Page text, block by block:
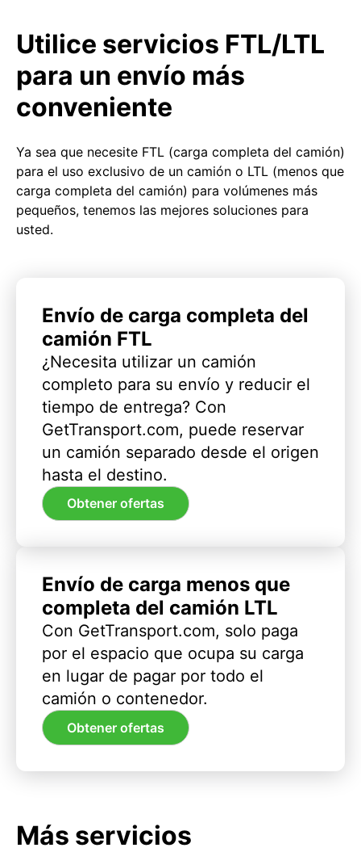
Utilice servicios FTL/LTL
para un envío más
conveniente
Ya sea que necesite FTL (carga completa del camión)
para el uso exclusivo de un camión o LTL (menos que
carga completa del camión) para volúmenes más
pequeños, tenemos las mejores soluciones para
usted.
Envío de carga completa del
camión FTL
¿Necesita utilizar un camión
completo para su envío y reducir el
tiempo de entrega? Con
GetTransport.com, puede reservar
un camión separado desde el origen
hasta el destino.
Obtener ofertas
Envío de carga menos que
completa del camión LTL
Con GetTransport.com, solo paga
por el espacio que ocupa su carga
en lugar de pagar por todo el
camión o contenedor.
Obtener ofertas
Más servicios